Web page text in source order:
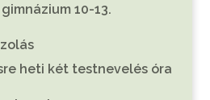
10-13.
heti két testnevelés óra